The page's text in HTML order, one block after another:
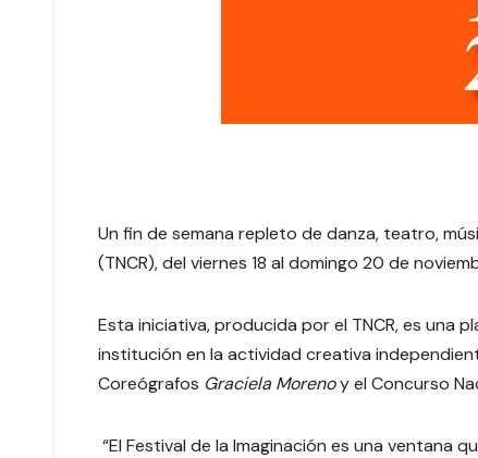
Un fin de semana repleto de danza, teatro,
(TNCR), del viernes 18 al domingo 20 de
Esta iniciativa, producida por el TNCR, es una
institución en la actividad creativa
Coreógrafos Graciela Morenoy el Concurso
“El Festival de la Imaginación es una ventana